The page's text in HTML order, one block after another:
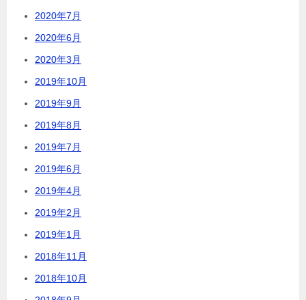
2020年7月
2020年6月
2020年3月
2019年10月
2019年9月
2019年8月
2019年7月
2019年6月
2019年4月
2019年2月
2019年1月
2018年11月
2018年10月